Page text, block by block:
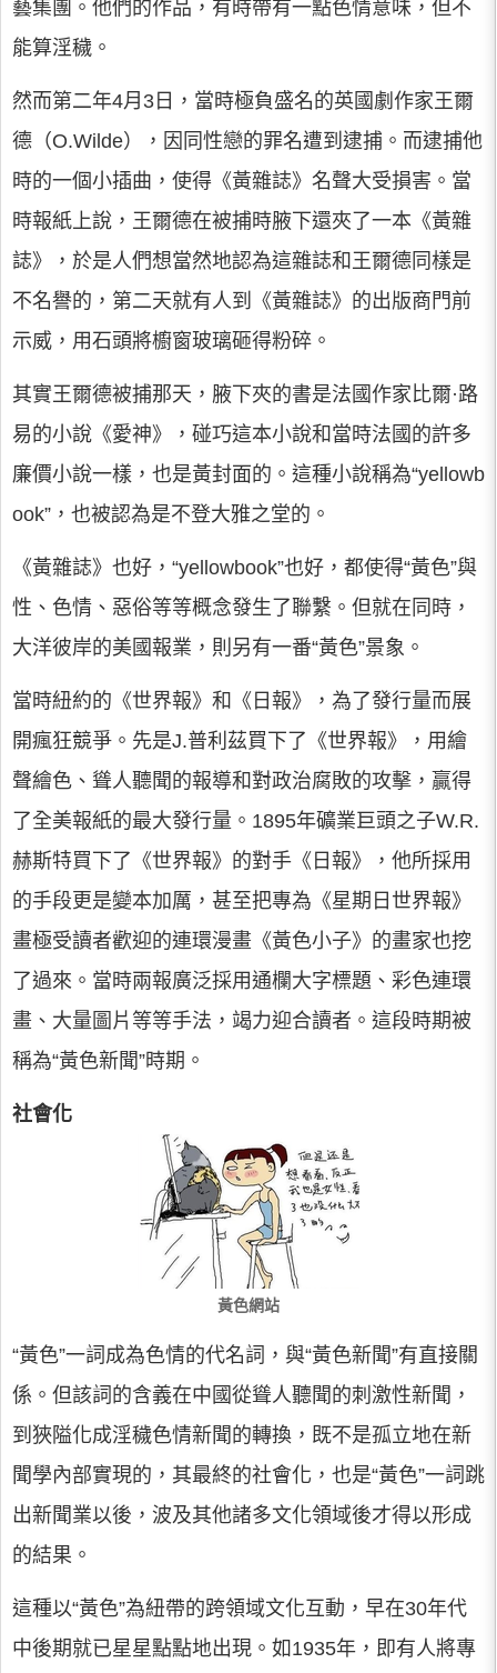
藝集團。他們的作品，有時帶有一點色情意味，但不
能算淫穢。
然而第二年4月3日，當時極負盛名的英國劇作家王爾
德（O.Wilde），因同性戀的罪名遭到逮捕。而逮捕他
時的一個小插曲，使得《黃雜誌》名聲大受損害。當
時報紙上說，王爾德在被捕時腋下還夾了一本《黃雜
誌》，於是人們想當然地認為這雜誌和王爾德同樣是
不名譽的，第二天就有人到《黃雜誌》的出版商門前
示威，用石頭將櫥窗玻璃砸得粉碎。
其實王爾德被捕那天，腋下夾的書是法國作家比爾·路
易的小說《愛神》，碰巧這本小說和當時法國的許多
廉價小說一樣，也是黃封面的。這種小說稱為“yellowb
ook”，也被認為是不登大雅之堂的。
《黃雜誌》也好，“yellowbook”也好，都使得“黃色”與
性、色情、惡俗等等概念發生了聯繫。但就在同時，
大洋彼岸的美國報業，則另有一番“黃色”景象。
當時紐約的《世界報》和《日報》，為了發行量而展
開瘋狂競爭。先是J.普利茲買下了《世界報》，用繪
聲繪色、聳人聽聞的報導和對政治腐敗的攻擊，贏得
了全美報紙的最大發行量。1895年礦業巨頭之子W.R.
赫斯特買下了《世界報》的對手《日報》，他所採用
的手段更是變本加厲，甚至把專為《星期日世界報》
畫極受讀者歡迎的連環漫畫《黃色小子》的畫家也挖
了過來。當時兩報廣泛採用通欄大字標題、彩色連環
畫、大量圖片等等手法，竭力迎合讀者。這段時期被
稱為“黃色新聞”時期。
社會化
黃色網站
“黃色”一詞成為色情的代名詞，與“黃色新聞”有直接關
係。但該詞的含義在中國從聳人聽聞的刺激性新聞，
到狹隘化成淫穢色情新聞的轉換，既不是孤立地在新
聞學內部實現的，其最終的社會化，也是“黃色”一詞跳
出新聞業以後，波及其他諸多文化領域後才得以形成
的結果。
這種以“黃色”為紐帶的跨領域文化互動，早在30年代
中後期就已星星點點地出現。如1935年，即有人將專